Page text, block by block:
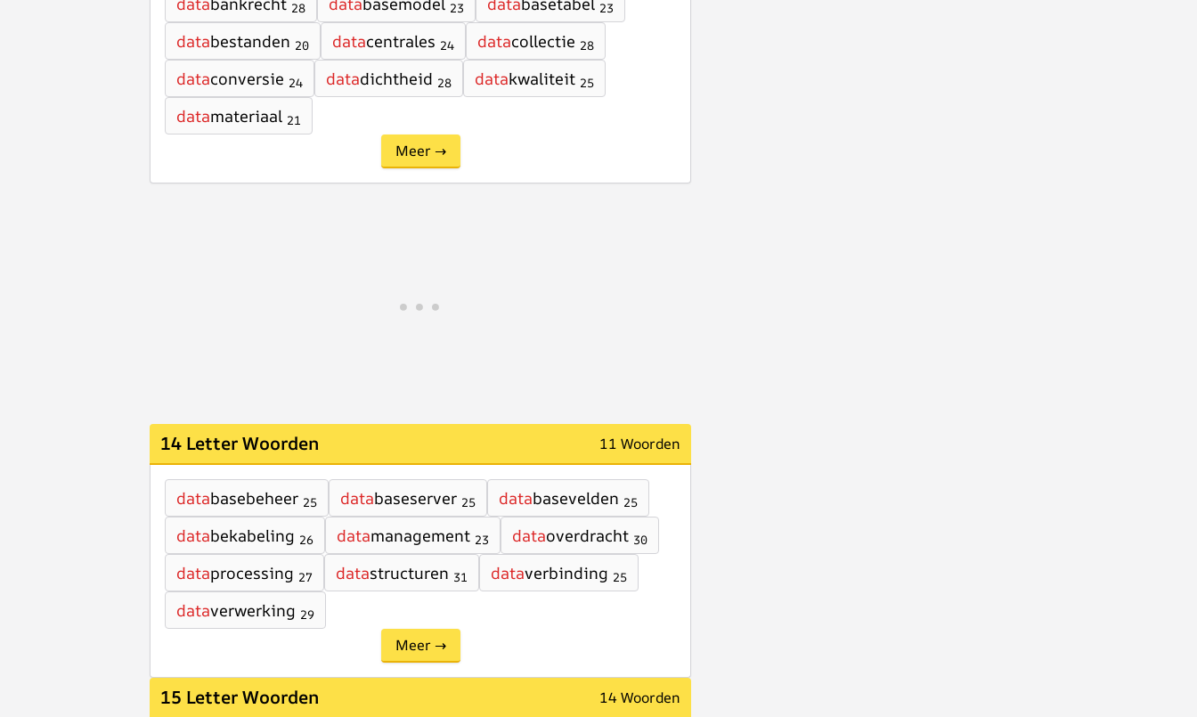
28 23 23
databestanden 20 datacentrales 24 datacollectie 28
dataconversie 24 datadichtheid 28 datakwaliteit 25
datamateriaal 21
Meer →
14 Letter Woorden 11 Woorden
databasebeheer 25 databaseserver 25 databasevelden 25
databekabeling 26 datamanagement 23 dataoverdracht 30
dataprocessing 27 datastructuren 31 dataverbinding 25
dataverwerking 29
Meer →
15 Letter Woorden 14 Woorden